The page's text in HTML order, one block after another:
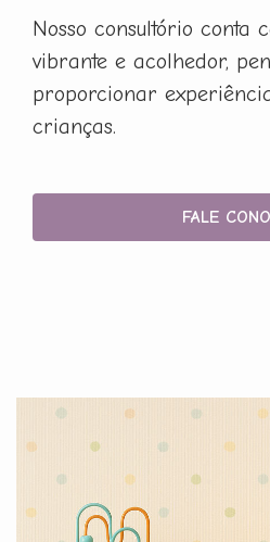
Nosso consultório conta
vibrante e acolhedor,
proporcionar
crianças.
FALE